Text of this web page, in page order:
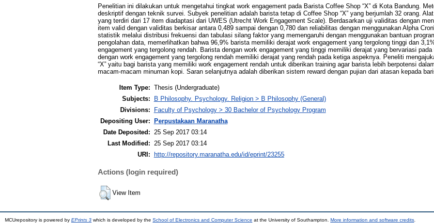
Penelitian ini dilakukan untuk mengetahui tingkat work engagement pada Barista Coffee Shop “X” di Kota Bandung.
deskriptif dengan teknik survei. Subyek penelitian adalah barista tetap di Coffee Shop “X” yang berjumlah 32 orang.
yang terdiri dari 17 item diadaptasi dari UWES (Utrecht Work Engagement Scale). Berdasarkan uji validitas dengan
item valid dengan validitas berkisar antara 0,489 sampai dengan 0,780 dan reliabilitas dengan menggunakan Alpha
statistik melalui distribusi frekuensi dan tabulasi silang faktor yang memengaruhi dengan menggunakan bantuan
pengolahan data, memerlihatkan bahwa 96,9% barista memiliki derajat work engagement yang tergolong tinggi dan
engagement yang tergolong rendah. Barista dengan work engagement yang tinggi memiliki derajat yang bervariasi
dengan work engagement yang tergolong rendah memiliki derajat yang rendah pada ketiga aspeknya. Peneliti
“X” yaitu bagi barista yang memiliki work engagement rendah untuk diberikan training agar barista lebih berpotensi
macam-macam minuman kopi. Saran selanjutnya adalah diberikan sistem reward dengan pujian dari atasan kepada
Item Type: Thesis (Undergraduate)
Subjects:
B Philosophy. Psychology. Religion > B Philosophy (General)
Divisions:
Faculty of Psychology > 30 Bachelor of Psychology Program
Depositing User:
Perpustakaan Maranatha
Date Deposited:
25 Sep 2017 03:14
Last Modified:
25 Sep 2017 03:14
URI:
http://repository.maranatha.edu/id/eprint/23255
Actions (login required)
View Item
MCUrepository is powered by EPrints 3 which is developed by the School of Electronics and Computer Science at the University of Southampton. More information and software credits